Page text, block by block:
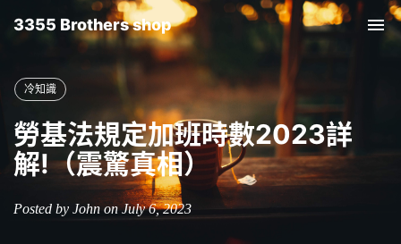
3355 Brothers shop
冷知識
勞基法規定加班時數2023詳
解!（震驚真相）
Posted by John on July 6, 2023